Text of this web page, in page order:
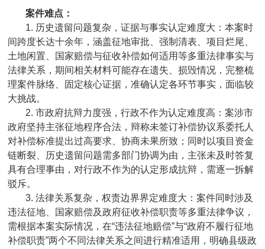
案件难点：
1. 历史遗留问题复杂，证据与事实认定难度大：本案时
间跨度长达十余年，涵盖征地审批、强制清表、项目烂尾、
土地闲置、国家赔偿与征收补偿如何适用等多重法律事实与
法律关系，期间相关材料可能存在遗失、损毁情况，完整梳
理案件脉络、固定核心证据，准确认定各环节事实，面临较
大挑战。
2. 市政府抗辩力度强，行政不作为认定难度高：案涉市
政府坚持主张征地程序合法，辩称未签订补偿协议系委托人
对补偿标准提出过高要求、协商未果所致；同时以项目资金
链断裂、历史遗留问题需多部门协调为由，主张未及时答复
具有合理事由，对行政不作为的认定形成抗辩，需逐一拆解
驳斥。
3. 法律关系复杂，权责边界界定难度大：案件同时涉及
违法征地、国家赔偿及政府征收补偿职责等多重法律争议，
需根据本案实际情况，在“违法征地赔偿”与“政府不履行征地
补偿职责”两个不同法律关系之间进行精准适用，明确县级政